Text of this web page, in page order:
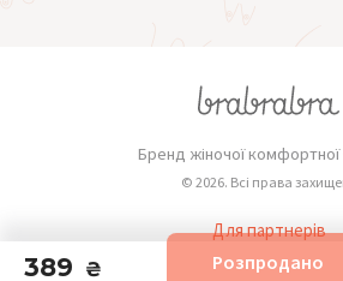
389 ₴ Розпродано
Бренд жіночої комфортної
© 2026. Всі права
Для партнерів
Публічна оферта